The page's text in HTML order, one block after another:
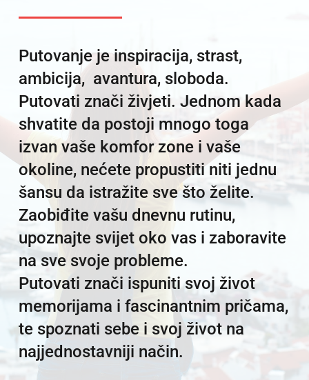
Putovanje je inspiracija, strast,
ambicija, avantura, sloboda.
Putovati znači živjeti. Jednom kada
shvatite da postoji mnogo toga
izvan vaše komfor zone i vaše
okoline, nećete propustiti niti jednu
šansu da istražite sve što želite.
Zaobiđite vašu dnevnu rutinu,
upoznajte svijet oko vas i zaboravite
na sve svoje probleme.
Putovati znači ispuniti svoj život
memorijama i fascinantnim pričama,
te spoznati sebe i svoj život na
najjednostavniji način.